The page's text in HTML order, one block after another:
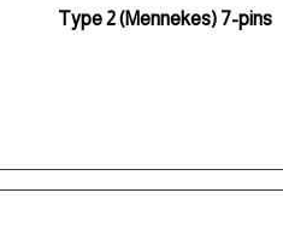
Type 2 (Mennekes) 7-pins